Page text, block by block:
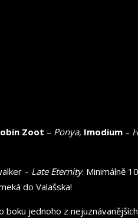
Zoot – Ponya, Imodium –
– Late Eternity. Minimálně
do Valašska!
jednoho z